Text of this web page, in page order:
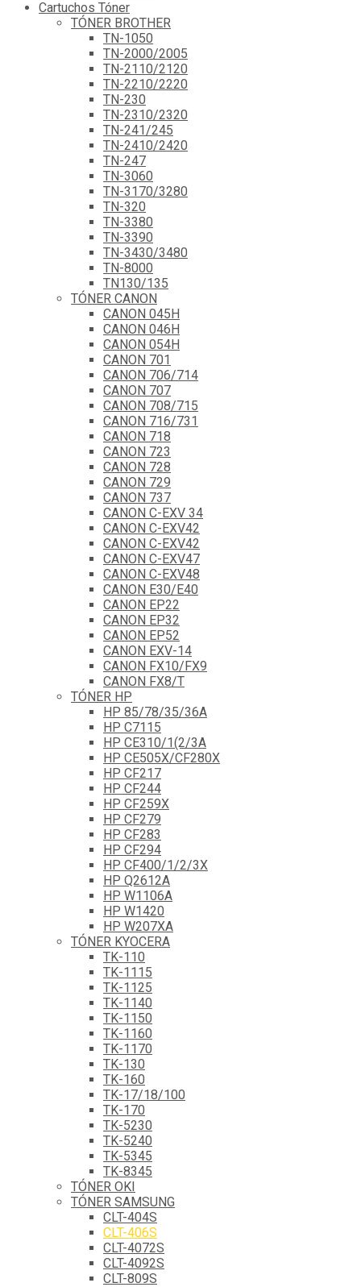
Cartuchos Tóner
TÓNER BROTHER
TN-1050
TN-2000/2005
TN-2110/2120
TN-2210/2220
TN-230
TN-2310/2320
TN-241/245
TN-2410/2420
TN-247
TN-3060
TN-3170/3280
TN-320
TN-3380
TN-3390
TN-3430/3480
TN-8000
TN130/135
TÓNER CANON
CANON 045H
CANON 046H
CANON 054H
CANON 701
CANON 706/714
CANON 707
CANON 708/715
CANON 716/731
CANON 718
CANON 723
CANON 728
CANON 729
CANON 737
CANON C-EXV 34
CANON C-EXV42
CANON C-EXV42
CANON C-EXV47
CANON C-EXV48
CANON E30/E40
CANON EP22
CANON EP32
CANON EP52
CANON EXV-14
CANON FX10/FX9
CANON FX8/T
TÓNER HP
HP 85/78/35/36A
HP C7115
HP CE310/1(2/3A
HP CE505X/CF280X
HP CF217
HP CF244
HP CF259X
HP CF279
HP CF283
HP CF294
HP CF400/1/2/3X
HP Q2612A
HP W1106A
HP W1420
HP W207XA
TÓNER KYOCERA
TK-110
TK-1115
TK-1125
TK-1140
TK-1150
TK-1160
TK-1170
TK-130
TK-160
TK-17/18/100
TK-170
TK-5230
TK-5240
TK-5345
TK-8345
TÓNER OKI
TÓNER SAMSUNG
CLT-404S
CLT-406S
CLT-4072S
CLT-4092S
CLT-809S